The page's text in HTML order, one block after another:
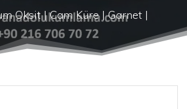
Oksit | Cam Küre | Garnet |